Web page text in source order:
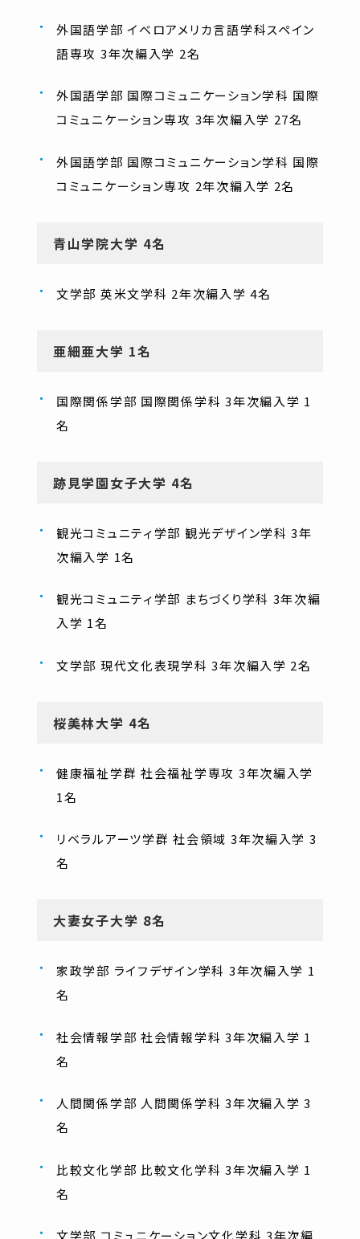
外国語学部 イベロアメリカ言語学科スペイン
語専攻 3年次編入学 2名
外国語学部 国際コミュニケーション学科 国際
コミュニケーション専攻 3年次編入学 27名
外国語学部 国際コミュニケーション学科 国際
コミュニケーション専攻 2年次編入学 2名
青山学院大学 4名
文学部 英米文学科 2年次編入学 4名
亜細亜大学 1名
国際関係学部 国際関係学科 3年次編入学 1
名
跡見学園女子大学 4名
観光コミュニティ学部 観光デザイン学科 3年
次編入学 1名
観光コミュニティ学部 まちづくり学科 3年次編
入学 1名
文学部 現代文化表現学科 3年次編入学 2名
桜美林大学 4名
健康福祉学群 社会福祉学専攻 3年次編入学
1名
リベラルアーツ学群 社会領域 3年次編入学 3
名
大妻女子大学 8名
家政学部 ライフデザイン学科 3年次編入学 1
名
社会情報学部 社会情報学科 3年次編入学 1
名
人間関係学部 人間関係学科 3年次編入学 3
名
比較文化学部 比較文化学科 3年次編入学 1
名
文学部 コミュニケーション文化学科 3年次編